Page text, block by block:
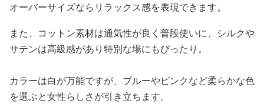
オーバーサイズならリラックス感を表現できます。
また、コットン素材は通気性が良く普段使いに、シルクや
サテンは高級感があり特別な場にもぴったり。
カラーは白が万能ですが、ブルーやピンクなど柔らかな色
を選ぶと女性らしさが引き立ちます。